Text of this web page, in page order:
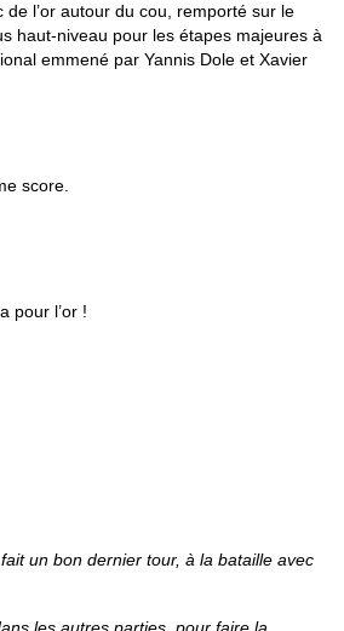
l’or autour du cou, remporté sur le
haut-niveau pour les étapes majeures à
emmené par Yannis Dole et Xavier
score.
pour l’or !
un bon dernier tour, à la bataille avec
les autres parties, pour faire la